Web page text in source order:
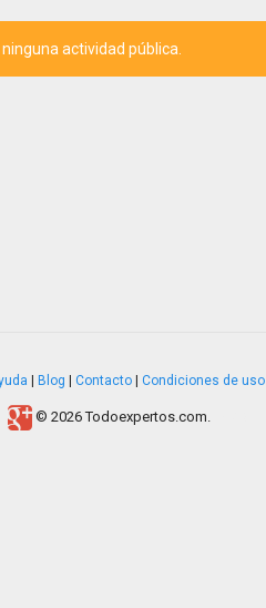
actividad pública.
Blog Contacto Condiciones de uso
© 2026 Todoexpertos.com.